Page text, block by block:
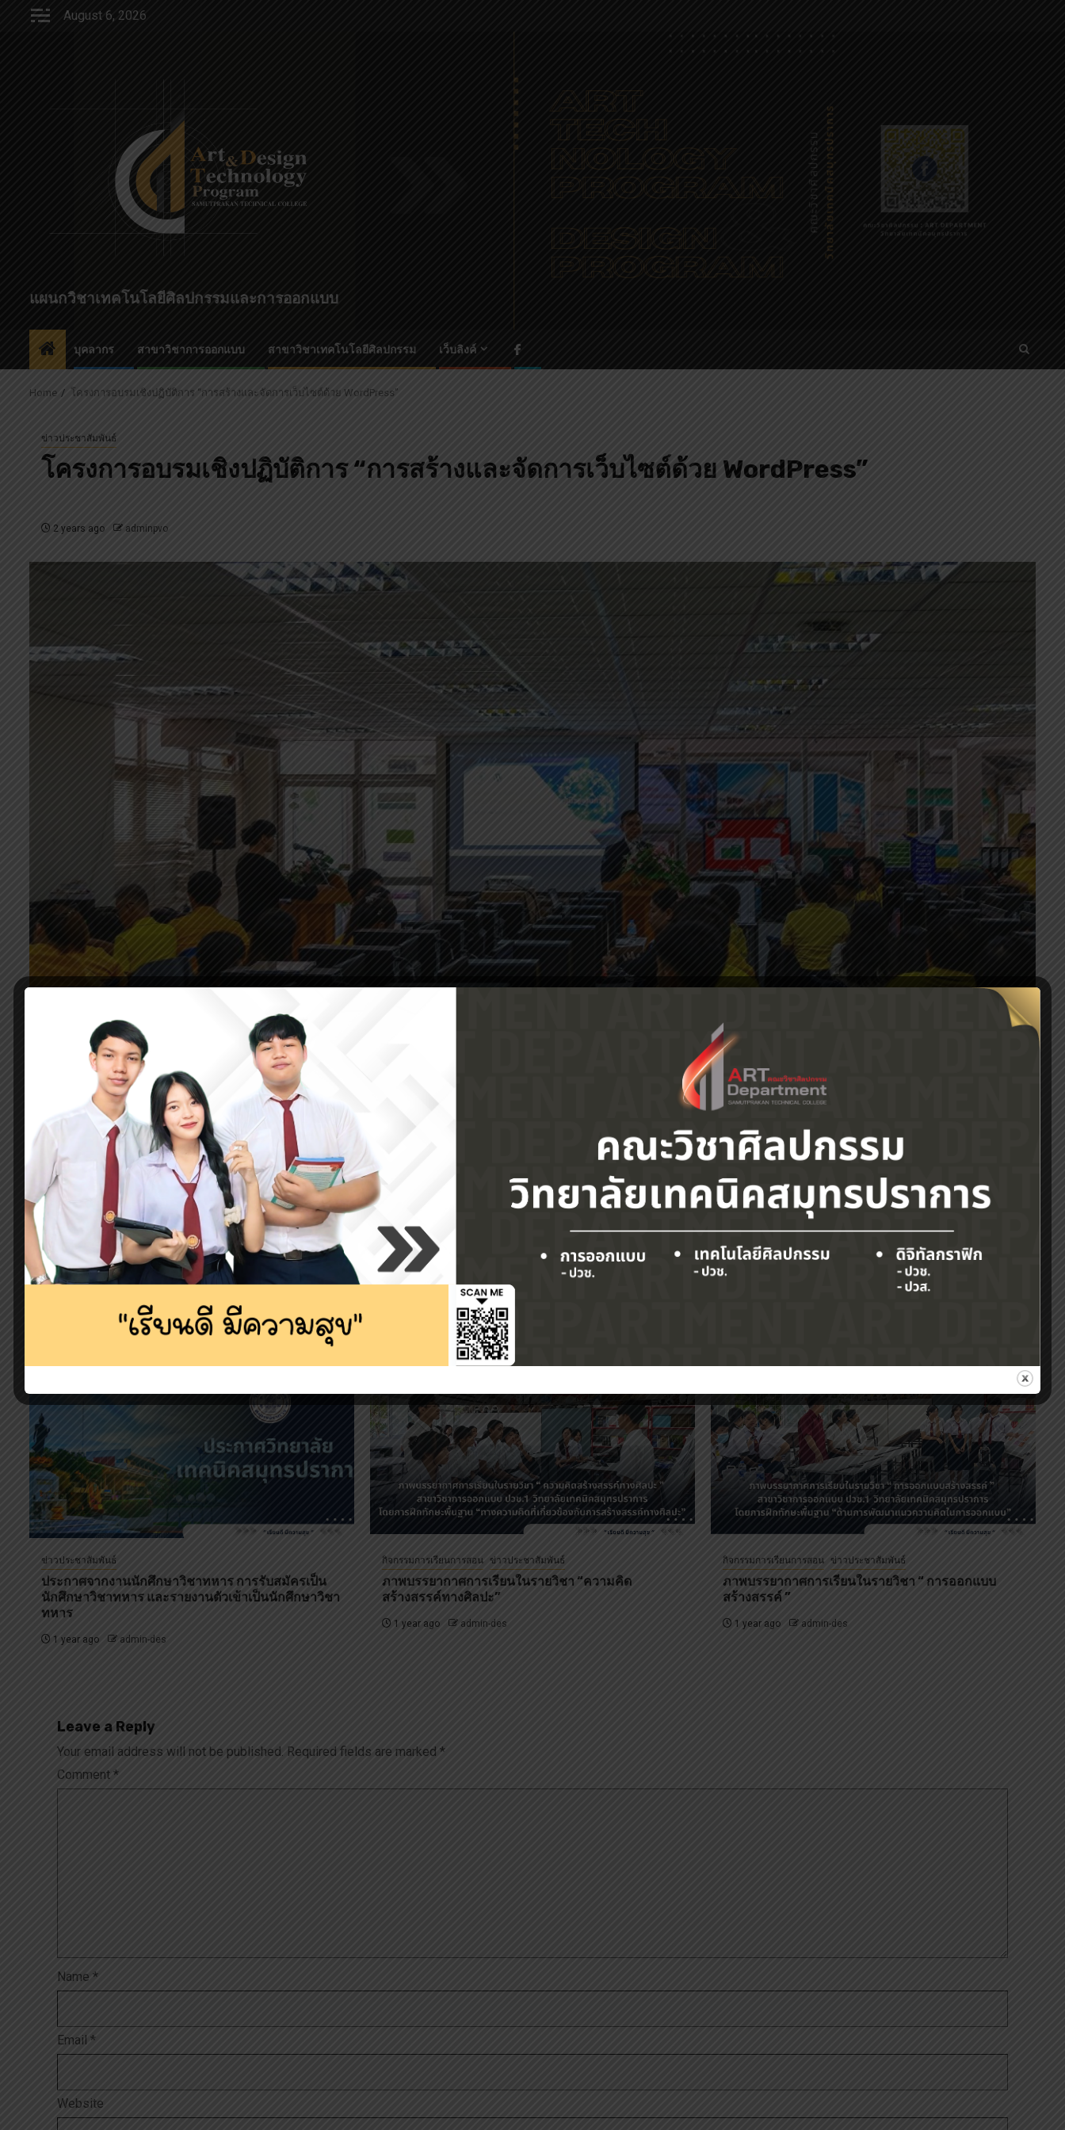
August 6, 2026
แผนกวิชาเทคโนโลยีศิลปกรรมและการออกแบบ
บุคลากร สาขาวิชาการออกแบบ สาขาวิชาเทคโนโลยีศิลปกรรม เว็บลิงค์
Home โครงการอบรมเชิงปฏิบัติการ “การสร้างและจัดการเว็บไซต์ด้วย WordPress”
ข่าวประชาสัมพันธ์
โครงการอบรมเชิงปฏิบัติการ “การสร้างและจัดการเว็บไซต์ด้วย WordPress”
2 years ago adminpvo
งานศูนย์ข้อมูลสารสนเทศ จัดโครงการอบรมเชิงปฏิบัติการ “การจัดทำเว็บไซต์แผนกวิชาและหน่วยงานภายในด้วย WordPress”…เพื่อให้แผนกวิชาและหน่วยงานต่าง ๆ ภายในวิทยาลัยฯ
ใช้เว็บไซต์ที่จัดทำขึ้นเป็นช่องทางในการเผยแพร่ข้อมูลประชาสัมพันธ์ต่อไป จัดการอบรม ณ ศูนย์บริการคอมพิวเตอร์และอินเทอร์เน็ต วิทยาลัยเทคนิคสมุทรปราการ ระหว่างวันที่ 9 –
11 กันยายน 2567 โดยมี ดร.สุรินทร์ บุญสนอง ผู้อำนวยการวิทยาลัยเทคนิคสมุทรปราการ เป็นประธานในพิธีเปิดการอบรมในครั้งนี้
Continue
Reading
กีฬาสัมพันธ์ วิทยาลัยเทคนิคสมุทรปราการ
MORE STORIES
ข่าวประชาสัมพันธ์
ประกาศจากงานนักศึกษาวิชาทหาร การรับสมัครเป็น
นักศึกษาวิชาทหาร และรายงานตัวเข้าเป็นนักศึกษาวิชา
ทหาร
1 year ago admin-des
กิจกรรมการเรียนการสอน ข่าวประชาสัมพันธ์
ภาพบรรยากาศการเรียนในรายวิชา “ความคิด
สร้างสรรค์ทางศิลปะ”
1 year ago admin-des
กิจกรรมการเรียนการสอน ข่าวประชาสัมพันธ์
ภาพบรรยากาศการเรียนในรายวิชา “ การออกแบบ
สร้างสรรค์ ”
1 year ago admin-des
Leave a Reply
Your email address will not be published. Required fields are marked *
Comment *
Name *
Email *
Website